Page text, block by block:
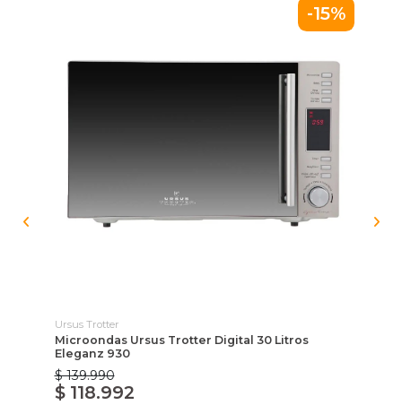
-15%
Ursus Trotter
Microondas Ursus Trotter Digital 30 Litros
Eleganz 930
$ 139.990
$ 118.992